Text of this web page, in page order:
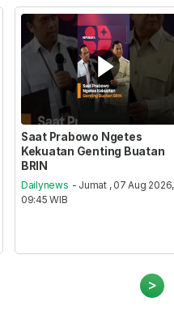
Saat Prabowo Ngetes
Kekuatan Genting Buatan
BRIN
Dailynews - Jumat , 07 Aug 2026,
09:45 WIB
>